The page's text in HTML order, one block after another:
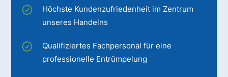
Höchste Kundenzufriedenheit im Zentrum
unseres Handelns
Qualifiziertes Fachpersonal für eine
professionelle Entrümpelung